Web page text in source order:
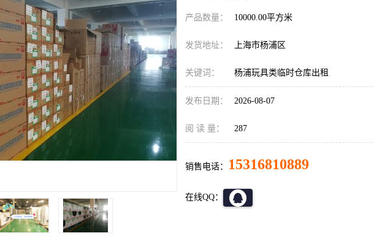
产品数量： 10000.00平方米
发货地址： 上海市杨浦区
关键词： 杨浦玩具类临时仓库出租
发布日期： 2026-08-07
阅 读 量： 287
销售电话： 15316810889
在线QQ：